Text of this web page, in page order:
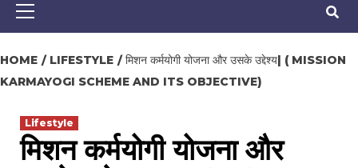
Primary
HOME LIFESTYLE
मिशन कर्मयोगी योजना और उसके उद्देश्य| ( MISSION
KARMAYOGI SCHEME AND ITS OBJECTIVE)
Lifestyle
मिशन कर्मयोगी योजना और